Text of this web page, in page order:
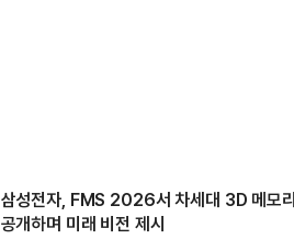
삼성전자, FMS 2026서 차세대 3D 메모리
공개하며 미래 비전 제시